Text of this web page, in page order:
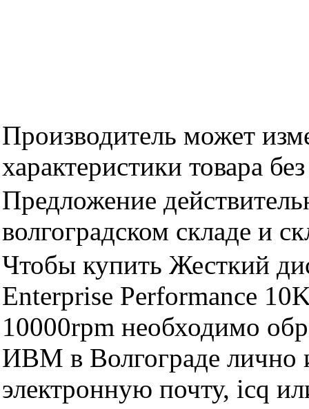
Производитель может
характеристики товара
Предложение
волгоградском складе и
Чтобы купить Жесткий
Enterprise Performance
10000rpm необходимо
ИВМ в Волгограде лично
электронную почту, icq